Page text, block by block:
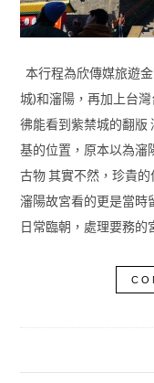
本行程為欣傳媒旅遊
城)和瀋陽，再加上台
彿能看到紫禁城的翻版
基的位置，原本以為瀋
古物 其實不然，珍貴
瀋陽故宮看的更是當時
日常臨朝，處理要務